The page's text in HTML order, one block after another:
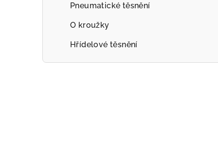
Pneumatické těsnění
O kroužky
Hřídelové těsnění